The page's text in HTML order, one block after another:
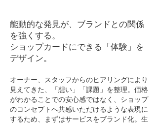
能動的な発見が、ブランドとの関係
を強くする。
ショップカードにできる「体験」を
デザイン。
オーナー、スタッフからのヒアリングにより
見えてきた、「想い」「課題」を整理。価格
がわかることでの安心感ではなく、ショップ
のコンセプトへ共感いただけるような表現に
するため、まずはサービスをブランド化。生